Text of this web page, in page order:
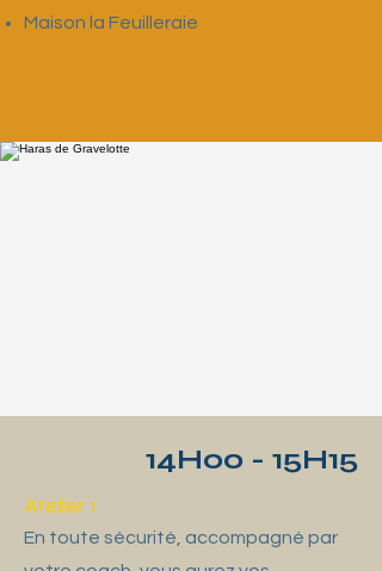
Maison la Feuilleraie
14H00 - 15H15
Atelier 1
En toute sécurité, accompagné par